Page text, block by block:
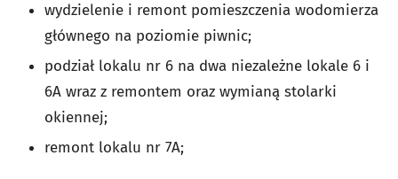
wydzielenie i remont pomieszczenia wodomierza
głównego na poziomie piwnic;
podział lokalu nr 6 na dwa niezależne lokale 6 i
6A wraz z remontem oraz wymianą stolarki
okiennej;
remont lokalu nr 7A;